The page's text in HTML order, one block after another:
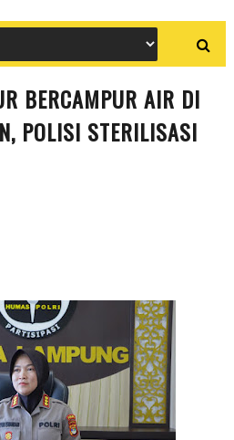
BERCAMPUR AIR DI
POLISI STERILISASI